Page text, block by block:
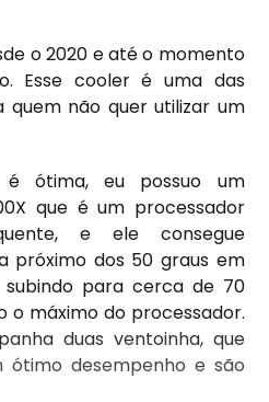
o 2020 e até o momento
Esse cooler é uma das
quem não quer utilizar um
ótima, eu possuo um
que é um processador
e ele consegue
próximo dos 50 graus em
subindo para cerca de 70
o máximo do processador.
duas ventoinha, que
ótimo desempenho e são